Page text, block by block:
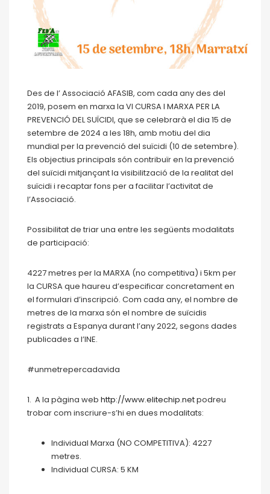
Des de l’ Associació AFASIB, com cada any des del
2019, posem en marxa la VI CURSA I MARXA PER LA
PREVENCIÓ DEL SUÏCIDI, que se celebrarà el dia 15 de
setembre de 2024 a les 18h, amb motiu del dia
mundial per la prevenció del suïcidi (10 de setembre).
Els objectius principals són contribuïr en la prevenció
del suïcidi mitjançant la visibilització de la realitat del
suïcidi i recaptar fons per a facilitar l’activitat de
l’Associació.
Possibilitat de triar una entre les següents modalitats
de participació:
4227 metres per la MARXA (no competitiva) i 5km per
la CURSA que haureu d’especificar concretament en
el formulari d’inscripció. Com cada any, el nombre de
metres de la marxa són el nombre de suïcidis
registrats a Espanya durant l’any 2022, segons dades
publicades a l’INE.
#unmetrepercadavida
1. A la pàgina web http://www.elitechip.netpodreu
trobar com inscriure-s’hi en dues modalitats:
Individual Marxa (NO COMPETITIVA): 4227
metres.
Individual CURSA: 5 KM